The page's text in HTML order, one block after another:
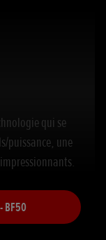
qui se
puissance, une
BF50